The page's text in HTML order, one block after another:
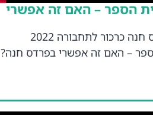
הספר – האם זה אפשרי
כרכור לתחבורה 2022
– האם זה אפשרי בפרדס חנה?